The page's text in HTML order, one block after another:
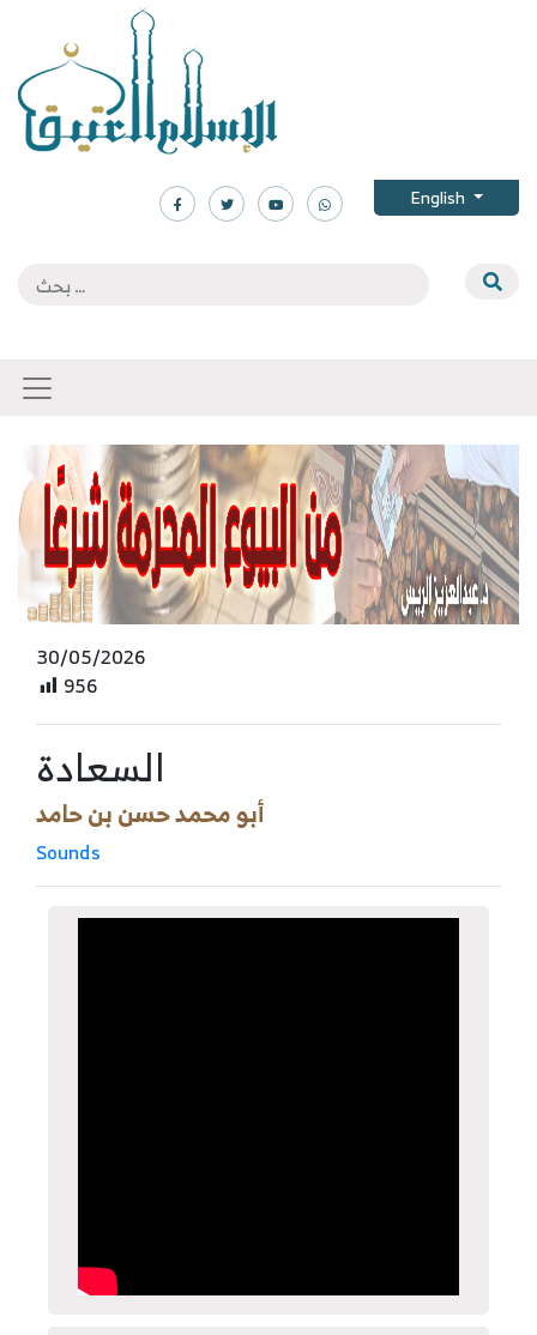
English
30/05/2026
956
السعادة
أبو محمد حسن بن حامد
Sounds